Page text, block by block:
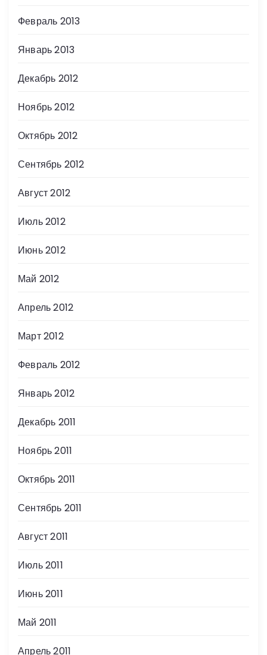
Февраль 2013
Январь 2013
Декабрь 2012
Ноябрь 2012
Октябрь 2012
Сентябрь 2012
Август 2012
Июль 2012
Июнь 2012
Май 2012
Апрель 2012
Март 2012
Февраль 2012
Январь 2012
Декабрь 2011
Ноябрь 2011
Октябрь 2011
Сентябрь 2011
Август 2011
Июль 2011
Июнь 2011
Май 2011
Апрель 2011